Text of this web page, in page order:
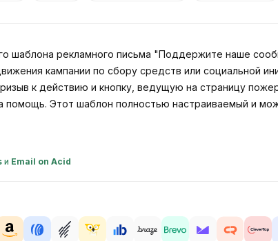
шаблона рекламного письма "Поддержите наше
кампании по сбору средств или социальной
к действию и кнопку, ведущую на страницу
помощь. Этот шаблон полностью настраиваемый и
и Email on Acid